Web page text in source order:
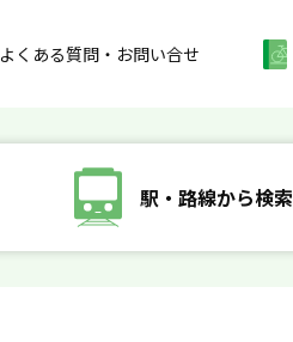
よくある質問・お問い合せ
駅・路線から検索